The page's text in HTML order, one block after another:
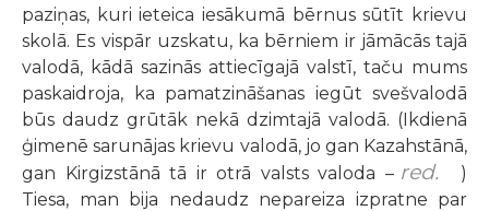
paziņas, kuri ieteica iesākumā bērnus sūtīt krievu
skolā. Es vispār uzskatu, ka bērniem ir jāmācās tajā
valodā, kādā sazinās attiecīgajā valstī, taču mums
paskaidroja, ka pamatzināšanas iegūt svešvalodā
būs daudz grūtāk nekā dzimtajā valodā. (Ikdienā
ģimenē sarunājas krievu valodā, jo gan Kazahstānā,
gan Kirgizstānā tā ir otrā valsts valoda – red.
)
Tiesa, man bija nedaudz nepareiza izpratne par